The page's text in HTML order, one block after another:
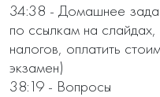
34:38 - Домашнее
по ссылкам на
налогов, оплатить
экзамен)
38:19 - Вопросы